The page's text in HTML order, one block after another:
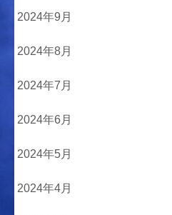
2024年9月
2024年8月
2024年7月
2024年6月
2024年5月
2024年4月